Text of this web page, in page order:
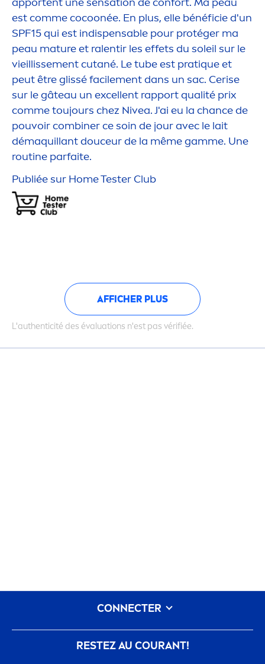
est comme cocoonée. En plus, elle bénéficie d'un
SPF15 qui est indispensable pour protéger ma
peau mature et ralentir les effets du soleil sur le
vieillissement cutané. Le tube est pratique et
peut être glissé facilement dans un sac. Cerise
sur le gâteau un excellent rapport qualité prix
comme toujours chez Nivea. J'ai eu la chance de
pouvoir combiner ce soin de jour avec le lait
démaquillant douceur de la même gamme. Une
routine parfaite.
Publiée sur Home Tester Club
AFFICHER PLUS
L'authenticité des évaluations n'est pas vérifiée.
RESTEZ AU COURANT!
CONNECTER